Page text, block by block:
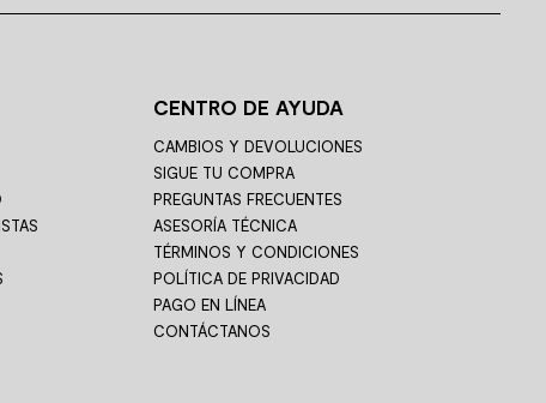
CENTRO DE AYUDA
CAMBIOS Y DEVOLUCIONES
SIGUE TU COMPRA
PREGUNTAS FRECUENTES
ASESORÍA TÉCNICA
TÉRMINOS Y CONDICIONES
POLÍTICA DE PRIVACIDAD
PAGO EN LÍNEA
CONTÁCTANOS